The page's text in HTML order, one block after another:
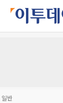
일반